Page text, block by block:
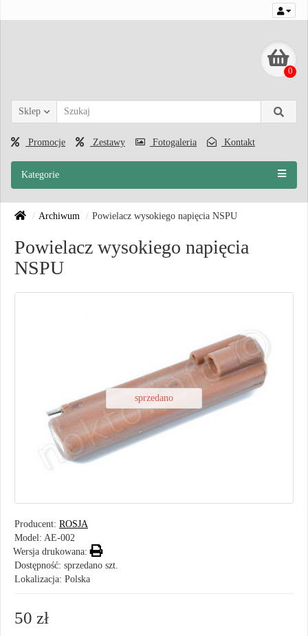
0
Sklep
Promocje Zestawy Fotogaleria Kontakt
Kategorie
Archiwum Powielacz wysokiego napięcia NSPU
Powielacz wysokiego napięcia
NSPU
sprzedano
Producent: ROSJA
Model: AE-002
Wersja drukowana:
Dostępność: sprzedano szt.
Lokalizacja: Polska
50 zł